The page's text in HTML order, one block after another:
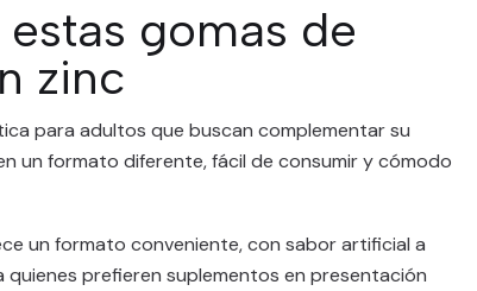
gomas de
zinc
para adultos que buscan complementar su
un formato diferente, fácil de consumir y cómodo
un formato conveniente, con sabor artificial a
quienes prefieren suplementos en presentación